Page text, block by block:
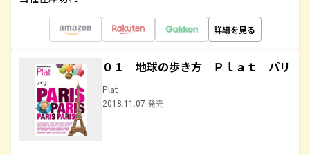
詳細を見る
０１ 地球の歩き方 Ｐｌａｔ パリ
Plat
2018.11.07 発売